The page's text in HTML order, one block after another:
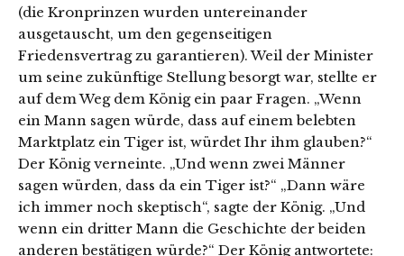
(die Kronprinzen wurden untereinander
ausgetauscht, um den gegenseitigen
Friedensvertrag zu garantieren). Weil der Minister
um seine zukünftige Stellung besorgt war, stellte er
auf dem Weg dem König ein paar Fragen. „Wenn
ein Mann sagen würde, dass auf einem belebten
Marktplatz ein Tiger ist, würdet Ihr ihm glauben?“
Der König verneinte. „Und wenn zwei Männer
sagen würden, dass da ein Tiger ist?“ „Dann wäre
ich immer noch skeptisch“, sagte der König. „Und
wenn ein dritter Mann die Geschichte der beiden
anderen bestätigen würde?“ Der König antwortete: